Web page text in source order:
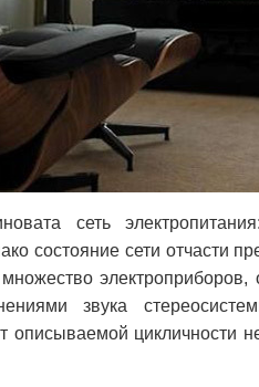
сеть
состояние сети отчасти
звука
цикличности